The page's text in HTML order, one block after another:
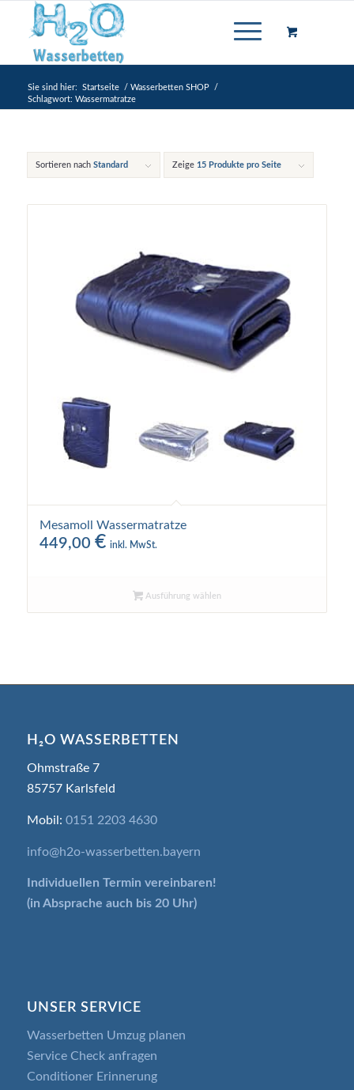
Sie sind hier: Startseite / Wasserbetten SHOP
/
Schlagwort: Wassermatratze
Sortieren nach Standard Zeige 15 Produkte pro Seite
Mesamoll Wassermatratze
449,00 € inkl. MwSt.
Ausführung wählen
H₂O WASSERBETTEN
Ohmstraße 7
85757 Karlsfeld
Mobil: 0151 2203 4630
info@h2o-wasserbetten.bayern
Individuellen Termin vereinbaren!
(in Absprache auch bis 20 Uhr)
UNSER SERVICE
Wasserbetten Umzug planen
Service Check anfragen
Conditioner Erinnerung